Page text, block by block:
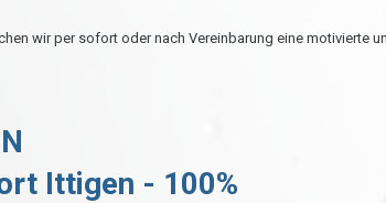
wir per sofort oder nach Vereinbarung eine motivierte
Ittigen - 100%